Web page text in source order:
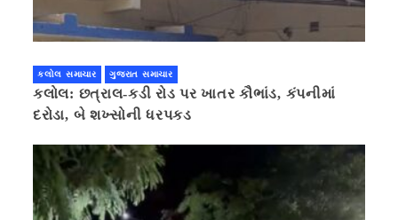
કલોલ સમાચાર ગુજરાત સમાચાર
કલોલ: છત્રાલ-કડી રોડ પર ખાતર કૌભાંડ, કંપનીમાં
દરોડા, બે શખ્સોની ધરપકડ